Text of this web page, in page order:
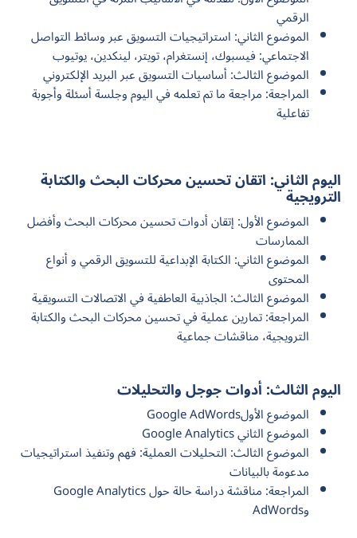
الرقمي
الموضوع الثاني: استراتيجيات التسويق عبر وسائط التواصل
الاجتماعي: فيسبوك، إنستغرام، تويتر، لينكدين، يوتيوب
الموضوع الثالث: أساسيات التسويق عبر البريد الإلكتروني
المراجعة: مراجعة ما تم تعلمه في اليوم وجلسة أسئلة وأجوبة
تفاعلية
اليوم الثاني: اتقان تحسين محركات البحث والكتابة
الترويجية
الموضوع الأول: إتقان أدوات تحسين محركات البحث وأفضل
الممارسات
الموضوع الثاني: الكتابة الإبداعية للتسويق الرقمي و أنواع
المحتوى
الموضوع الثالث: الجاذبية العاطفية في الاتصالات التسويقية
المراجعة: تمارين عملية في تحسين محركات البحث والكتابة
الترويجية، مناقشات جماعية
اليوم الثالث: أدوات جوجل والتحليلات
الموضوع الأولGoogle AdWords
الموضوع الثاني Google Analytics
الموضوع الثالث: التحليلات العملية: فهم وتنفيذ استراتيجيات
مدعومة بالبيانات
المراجعة: مناقشة دراسة حالة حول Google Analytics
وAdWords